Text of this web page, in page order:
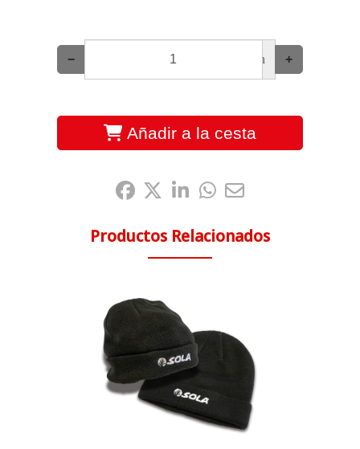
− un +
Añadir a la cesta
Productos Relacionados